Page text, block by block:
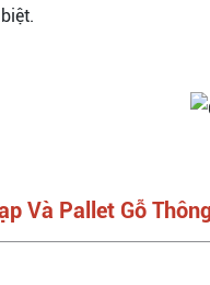
Và Pallet Gỗ